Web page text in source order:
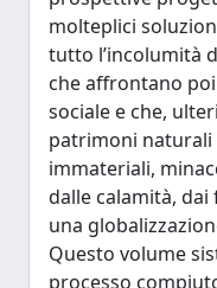
molteplici
tutto l’incolumità
che affrontano
sociale e che,
patrimoni naturali
immateriali,
dalle calamità,
una
Questo volume
processo